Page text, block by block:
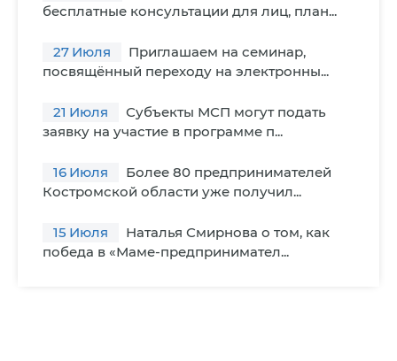
бесплатные консультации для лиц, план...
27 Июля
Приглашаем на семинар,
посвящённый переходу на электронны...
21 Июля
Субъекты МСП могут подать
заявку на участие в программе п...
16 Июля
Более 80 предпринимателей
Костромской области уже получил...
15 Июля
Наталья Смирнова о том, как
победа в «Маме-предпринимател...